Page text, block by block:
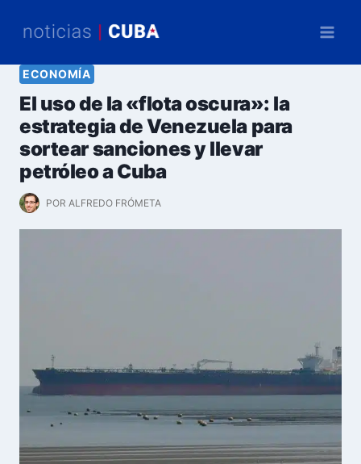
ECONOMÍA
El uso de la «flota oscura»: la
estrategia de Venezuela para
sortear sanciones y llevar
petróleo a Cuba
POR ALFREDO FRÓMETA